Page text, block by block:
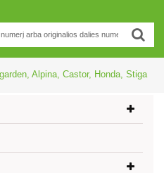
Alpina, Castor, Honda, Stiga